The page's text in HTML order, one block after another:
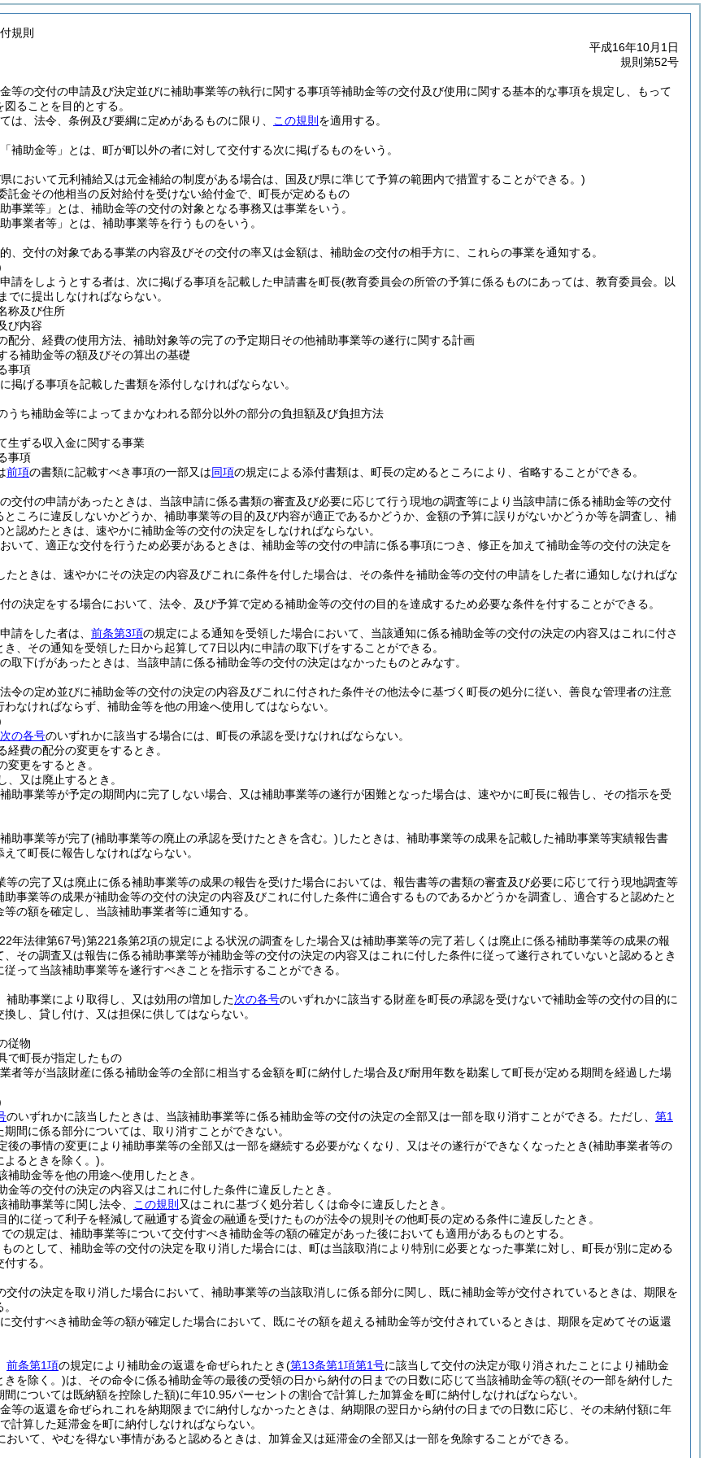
規則
平成16年10月1日
規則第52号
等の交付の申請及び決定並びに補助事業等の執行に関する事項等補助金等の交付及び使用に関する基本的な事項を規定し、もって
ることを目的とする。
は、法令、条例及び要綱に定めがあるものに限り、 この規則 を適用する。
補助金等」とは、町が町以外の者に対して交付する次に掲げるものをいう。
において元利補給又は元金補給の制度がある場合は、国及び県に準じて予算の範囲内で措置することができる。)
託金その他相当の反対給付を受けない給付金で、町長が定めるもの
事業等」とは、補助金等の交付の対象となる事務又は事業をいう。
事業者等」とは、補助事業等を行うものをいう。
、交付の対象である事業の内容及びその交付の率又は金額は、補助金の交付の相手方に、これらの事業を通知する。
請をしようとする者は、次に掲げる事項を記載した申請書を町長(教育委員会の所管の予算に係るものにあっては、教育委員会。以
でに提出しなければならない。
称及び住所
び内容
配分、経費の使用方法、補助対象等の完了の予定期日その他補助事業等の遂行に関する計画
る補助金等の額及びその算出の基礎
事項
掲げる事項を記載した書類を添付しなければならない。
うち補助金等によってまかなわれる部分以外の部分の負担額及び負担方法
生ずる収入金に関する事業
事項
前項の書類に記載すべき事項の一部又は同項の規定による添付書類は、町長の定めるところにより、省略することができる。
交付の申請があったときは、当該申請に係る書類の審査及び必要に応じて行う現地の調査等により当該申請に係る補助金等の交付
ころに違反しないかどうか、補助事業等の目的及び内容が適正であるかどうか、金額の予算に誤りがないかどうか等を調査し、補
認めたときは、速やかに補助金等の交付の決定をしなければならない。
いて、適正な交付を行うため必要があるときは、補助金等の交付の申請に係る事項につき、修正を加えて補助金等の交付の決定を
たときは、速やかにその決定の内容及びこれに条件を付した場合は、その条件を補助金等の交付の申請をした者に通知しなければな
の決定をする場合において、法令、及び予算で定める補助金等の交付の目的を達成するため必要な条件を付することができる。
請をした者は、 前条第3項の規定による通知を受領した場合において、当該通知に係る補助金等の交付の決定の内容又はこれに付さ
、その通知を受領した日から起算して7日以内に申請の取下げをすることができる。
取下げがあったときは、当該申請に係る補助金等の交付の決定はなかったものとみなす。
令の定め並びに補助金等の交付の決定の内容及びこれに付された条件その他法令に基づく町長の処分に従い、善良な管理者の注意
なければならず、補助金等を他の用途へ使用してはならない。
次の各号のいずれかに該当する場合には、町長の承認を受けなければならない。
経費の配分の変更をするとき。
変更をするとき。
、又は廃止するとき。
助事業等が予定の期間内に完了しない場合、又は補助事業等の遂行が困難となった場合は、速やかに町長に報告し、その指示を受
助事業等が完了(補助事業等の廃止の承認を受けたときを含む。) したときは、補助事業等の成果を記載した補助事業等実績報告書
て町長に報告しなければならない。
等の完了又は廃止に係る補助事業等の成果の報告を受けた場合においては、報告書等の書類の審査及び必要に応じて行う現地調査等
助事業等の成果が補助金等の交付の決定の内容及びこれに付した条件に適合するものであるかどうかを調査し、適合すると認めたと
の額を確定し、当該補助事業者等に通知する。
年法律第67号)第221条第2項の規定による状況の調査をした場合又は補助事業等の完了若しくは廃止に係る補助事業等の成果の報
その調査又は報告に係る補助事業等が補助金等の交付の決定の内容又はこれに付した条件に従って遂行されていないと認めるとき
って当該補助事業等を遂行すべきことを指示することができる。
補助事業により取得し、又は効用の増加した次の各号のいずれかに該当する財産を町長の承認を受けないで補助金等の交付の目的に
し、貸し付け、又は担保に供してはならない。
従物
で町長が指定したもの
者等が当該財産に係る補助金等の全部に相当する金額を町に納付した場合及び耐用年数を勘案して町長が定める期間を経過した場
のいずれかに該当したときは、当該補助事業等に係る補助金等の交付の決定の全部又は一部を取り消すことができる。 ただし、 第1
間に係る部分については、取り消すことができない。
後の事情の変更により補助事業等の全部又は一部を継続する必要がなくなり、又はその遂行ができなくなったとき(補助事業者等の
よるときを除く。)。
補助金等を他の用途へ使用したとき。
金等の交付の決定の内容又はこれに付した条件に違反したとき。
補助事業等に関し法令、 この規則 又はこれに基づく処分若しくは命令に違反したとき。
的に従って利子を軽減して融通する資金の融通を受けたものが法令の規則その他町長の定める条件に違反したとき。
での規定は、補助事業等について交付すべき補助金等の額の確定があった後においても適用があるものとする。
のとして、補助金等の交付の決定を取り消した場合には、町は当該取消により特別に必要となった事業に対し、町長が別に定める
する。
交付の決定を取り消した場合において、補助事業等の当該取消しに係る部分に関し、既に補助金等が交付されているときは、期限を
交付すべき補助金等の額が確定した場合において、既にその額を超える補助金等が交付されているときは、期限を定めてその返還
前条第1項の規定により補助金の返還を命ぜられたとき(第13条第1項第1号に該当して交付の決定が取り消されたことにより補助金
きを除く。)は、その命令に係る補助金等の最後の受領の日から納付の日までの日数に応じて当該補助金等の額(その一部を納付した
については既納額を控除した額)に年10.95パーセントの割合で計算した加算金を町に納付しなければならない。
等の返還を命ぜられこれを納期限までに納付しなかったときは、納期限の翌日から納付の日までの日数に応じ、その未納付額に年
計算した延滞金を町に納付しなければならない。
おいて、やむを得ない事情があると認めるときは、加算金又は延滞金の全部又は一部を免除することができる。